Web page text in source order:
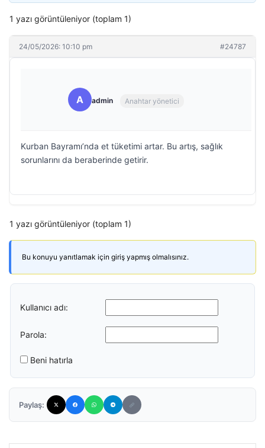
1 yazı görüntüleniyor (toplam 1)
24/05/2026: 10:10 pm #24787
A admin Anahtar yönetici
Kurban Bayramı’nda et tüketimi artar. Bu artış, sağlık
sorunlarını da beraberinde getirir.
1 yazı görüntüleniyor (toplam 1)
Bu konuyu yanıtlamak için giriş yapmış olmalısınız.
Kullanıcı adı:
Parola:
Beni hatırla
Paylaş: